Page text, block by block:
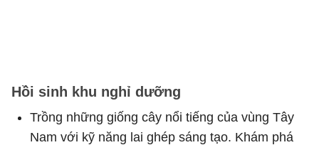
Hồi sinh khu nghỉ dưỡng
Trồng những giống cây nổi tiếng của vùng Tây
Nam với kỹ năng lai ghép sáng tạo. Khám phá